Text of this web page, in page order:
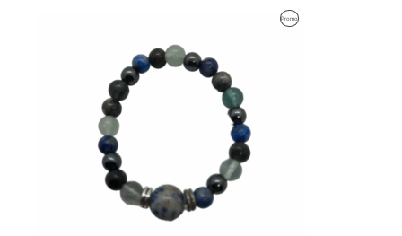
PromoProduit